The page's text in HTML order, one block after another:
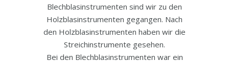
Blechblasinstrumenten sind wir zu den
Holzblasinstrumenten gegangen. Nach
den Holzblasinstrumenten haben wir die
Streichinstrumente gesehen.
Bei den Blechblasinstrumenten war ein